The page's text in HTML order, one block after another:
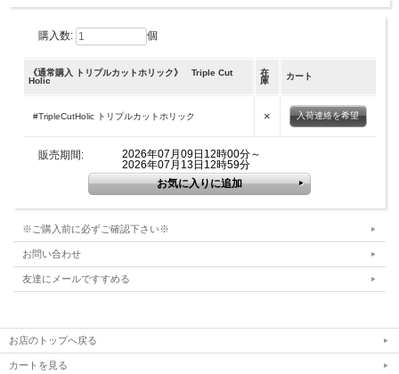
ニオン、L-メチオニン、L-ヒスチジン、L-トリプトファン
ご使用上の注意：
●のどにつまらないよう、注意してお召し上がりください。
が生じることがありますが、品質には問題ありません。
●原材料をご参照の上、食物アレルギーのある方はお召し上がりにならないでくだ
●薬を服用している方、通院中の方は、お召し上がりになる前にお医者様とご相談
●開封時に液が飛び出る場合がありますので、ご注意ください。
●食生活は、主食、主菜、副菜を基本に、食事のバランスを。
購入数: 個
《通常購入 トリプルカットホリック》 Triple Cut
Holic
在
庫
カート
#TripleCutHolic トリプルカットホリック × 入荷連絡を希望
販売期間:
2026年07月09日12時00分～
2026年07月13日12時59分
※ご購入前に必ずご確認下さい※
お問い合わせ
友達にメールですすめる
お店のトップへ戻る
カートを見る